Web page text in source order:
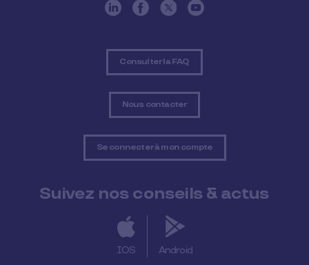
Consulter la FAQ
Nous contacter
Se connecter à mon compte
Suivez nos conseils & actus
IOS Android